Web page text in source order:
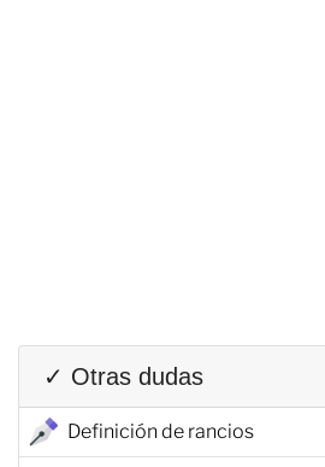
✓ Otras dudas
Definición de rancios